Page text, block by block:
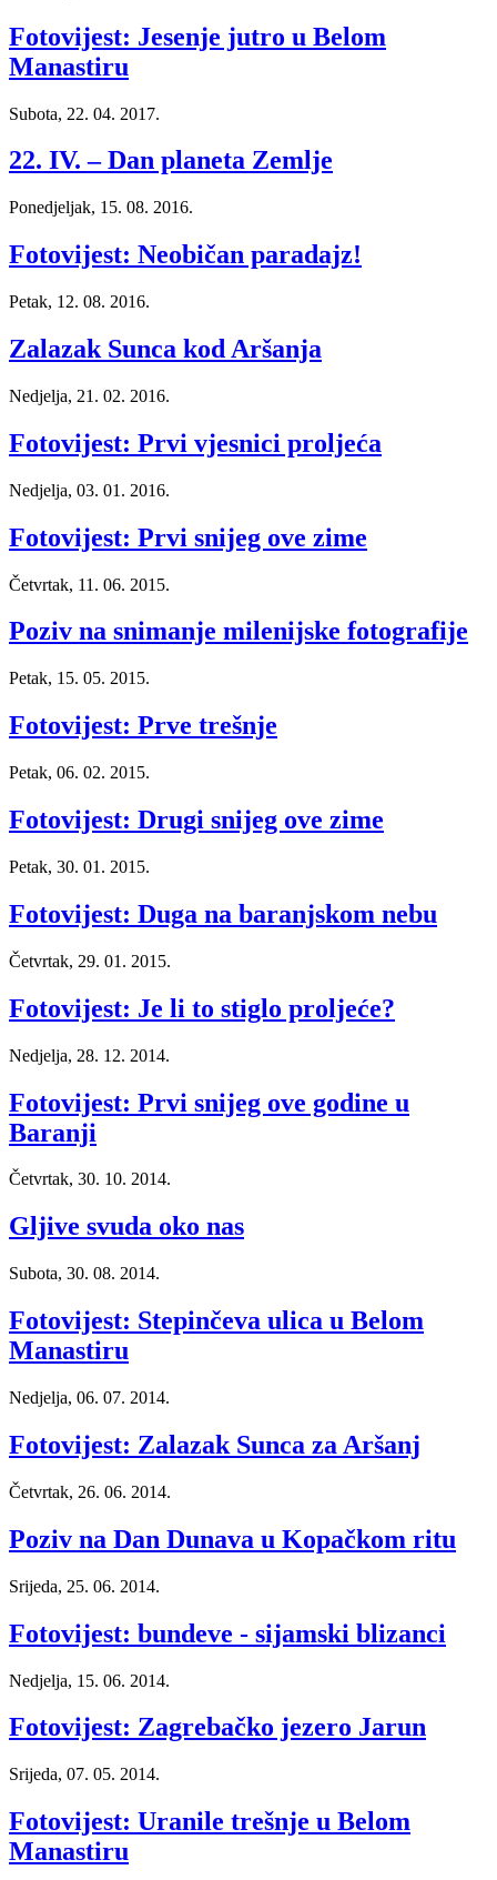
Fotovijest: Jesenje jutro u Belom
Manastiru
Subota, 22. 04. 2017.
22. IV. – Dan planeta Zemlje
Ponedjeljak, 15. 08. 2016.
Fotovijest: Neobičan paradajz!
Petak, 12. 08. 2016.
Zalazak Sunca kod Aršanja
Nedjelja, 21. 02. 2016.
Fotovijest: Prvi vjesnici proljeća
Nedjelja, 03. 01. 2016.
Fotovijest: Prvi snijeg ove zime
Četvrtak, 11. 06. 2015.
Poziv na snimanje milenijske fotografije
Petak, 15. 05. 2015.
Fotovijest: Prve trešnje
Petak, 06. 02. 2015.
Fotovijest: Drugi snijeg ove zime
Petak, 30. 01. 2015.
Fotovijest: Duga na baranjskom nebu
Četvrtak, 29. 01. 2015.
Fotovijest: Je li to stiglo proljeće?
Nedjelja, 28. 12. 2014.
Fotovijest: Prvi snijeg ove godine u
Baranji
Četvrtak, 30. 10. 2014.
Gljive svuda oko nas
Subota, 30. 08. 2014.
Fotovijest: Stepinčeva ulica u Belom
Manastiru
Nedjelja, 06. 07. 2014.
Fotovijest: Zalazak Sunca za Aršanj
Četvrtak, 26. 06. 2014.
Poziv na Dan Dunava u Kopačkom ritu
Srijeda, 25. 06. 2014.
Fotovijest: bundeve - sijamski blizanci
Nedjelja, 15. 06. 2014.
Fotovijest: Zagrebačko jezero Jarun
Srijeda, 07. 05. 2014.
Fotovijest: Uranile trešnje u Belom
Manastiru